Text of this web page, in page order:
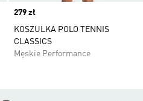
Price
279 zł
KOSZULKA POLO TENNIS
CLASSICS
Męskie Performance